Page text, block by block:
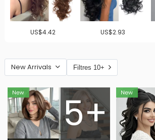
US$4.42 US$2.93
New Arrivals Filtres 10+
5+